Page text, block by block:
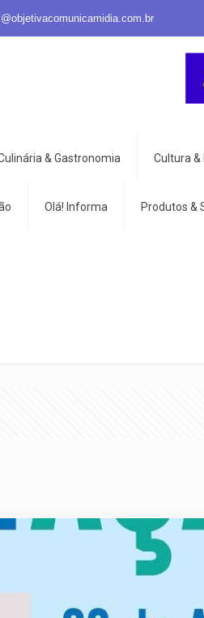
& Gastronomia Cultura
Olá! Informa Produtos &